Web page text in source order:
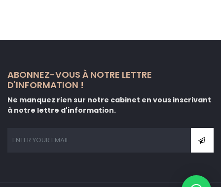
ABONNEZ-VOUS À NOTRE LETTRE
D'INFORMATION !
Ne manquez rien sur notre cabinet en vous inscrivant
à notre lettre d'information.